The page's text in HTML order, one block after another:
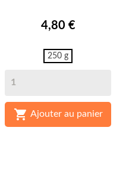
Prix
4,80 €
250 g
 Ajouter au panier